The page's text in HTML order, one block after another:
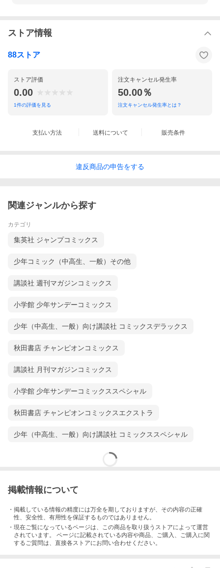
ストア情報
88ストア
ストア評価
0.00
1件の評価を見る
注文キャンセル発生率
50.00％
注文キャンセル発生率とは？
支払い方法 送料について 販売条件
違反商品の申告をする
関連ジャンルから探す
カテゴリ
集英社 ジャンプコミックス
少年コミック（中高生、一般）その他
講談社 週刊マガジンコミックス
小学館 少年サンデーコミックス
少年（中高生、一般）向け講談社 コミックスデラックス
秋田書店 チャンピオンコミックス
講談社 月刊マガジンコミックス
小学館 少年サンデーコミックススペシャル
秋田書店 チャンピオンコミックスエクストラ
少年（中高生、一般）向け講談社 コミックススペシャル
掲載情報について
・掲載している情報の精度には万全を期しておりますが、その内容の正確
性、安全性、有用性を保証するものではありません。
・現在ご覧になっているページは、この商品を取り扱うストアによって運営
されています。 ページに記載されている内容や商品、ご購入 、ご購入に関
するご質問は、直接各ストアにお問い合わせください。